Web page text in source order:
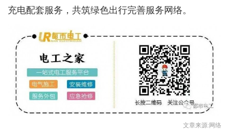
充电配套服务，共筑绿色出行完善服务网络。
文章来源:网络